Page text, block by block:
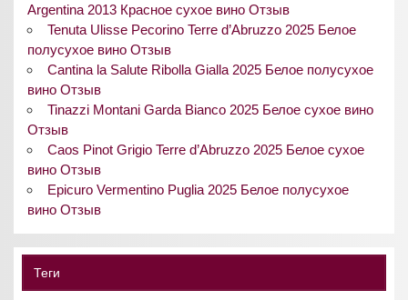
Argentina 2013 Красное сухое вино Отзыв
Tenuta Ulisse Pecorino Terre d’Abruzzo 2025 Белое
полусухое вино Отзыв
Cantina la Salute Ribolla Gialla 2025 Белое полусухое
вино Отзыв
Tinazzi Montani Garda Bianco 2025 Белое сухое вино
Отзыв
Caos Pinot Grigio Terre d’Abruzzo 2025 Белое сухое
вино Отзыв
Epicuro Vermentino Puglia 2025 Белое полусухое
вино Отзыв
Теги